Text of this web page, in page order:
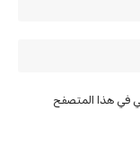
في هذا المتصفح